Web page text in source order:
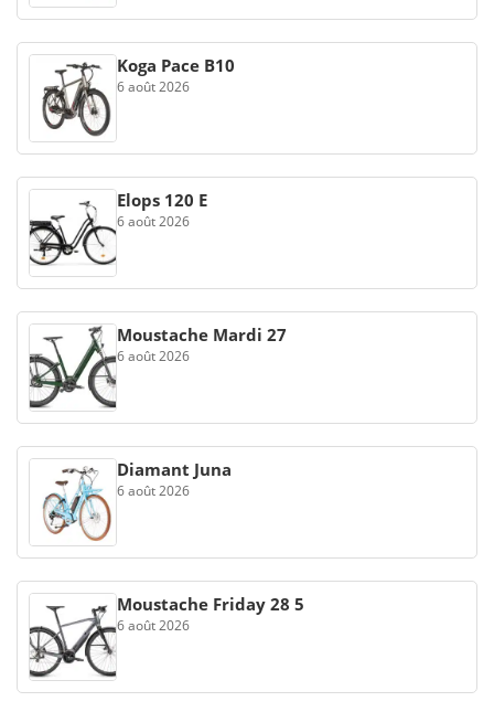
Koga Pace B10
6 août 2026
Elops 120 E
6 août 2026
Moustache Mardi 27
6 août 2026
Diamant Juna
6 août 2026
Moustache Friday 28 5
6 août 2026